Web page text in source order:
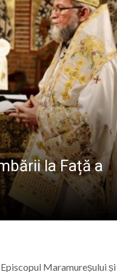
a
a după Rusalii –
Family Camp”
în Vale” aduce trei
la Față a
Maramureșului și